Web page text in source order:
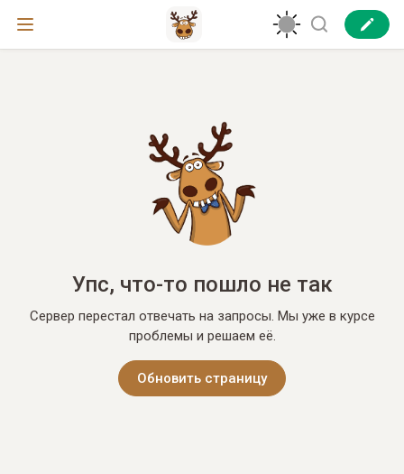
Упс, что-то пошло не так
Сервер перестал отвечать на запросы. Мы уже в курсе
проблемы и решаем её.
Обновить страницу